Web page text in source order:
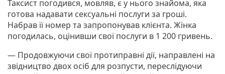
Таксист погодився, мовляв, є у нього знайома, яка
готова надавати сексуальні послуги за гроші.
Набрав її номер та запропонував клієнта. Жінка
погодилась, оцінивши свої послуги в 1 200 гривень.
— Продовжуючи свої протиправні дії, направлені на
звідництво двох осіб для розпусти, переслідуючи